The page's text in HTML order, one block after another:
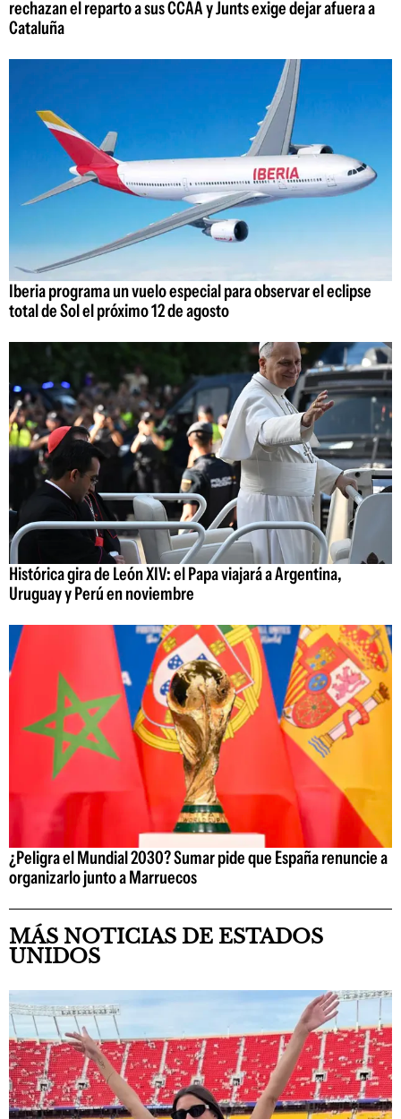
rechazan el reparto a sus CCAA y Junts exige dejar afuera a
Cataluña
Iberia programa un vuelo especial para observar el eclipse
total de Sol el próximo 12 de agosto
Histórica gira de León XIV: el Papa viajará a Argentina,
Uruguay y Perú en noviembre
¿Peligra el Mundial 2030? Sumar pide que España renuncie a
organizarlo junto a Marruecos
MÁS NOTICIAS DE ESTADOS
UNIDOS